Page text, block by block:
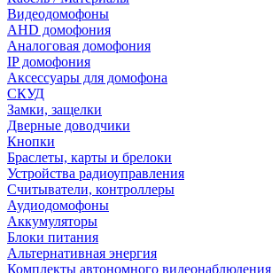
Видеодомофоны
AHD домофония
Аналоговая домофония
IP домофония
Аксессуары для домофона
СКУД
Замки, защелки
Дверные доводчики
Кнопки
Браслеты, карты и брелоки
Устройства радиоуправления
Считыватели, контроллеры
Аудиодомофоны
Аккумуляторы
Блоки питания
Альтернативная энергия
Комплекты автономного видеонаблюдения